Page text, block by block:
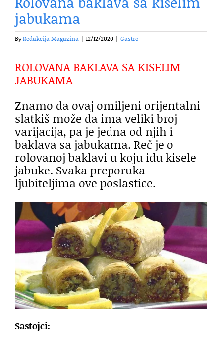
jabukama
ByRedakcija Magazina 12/12/2020 Gastro
ROLOVANA BAKLAVA SA KISELIM
JABUKAMA
Znamo da ovaj omiljeni orijentalni
slatkiš može da ima veliki broj
varijacija, pa je jedna od njih i
baklava sa jabukama. Reč je o
rolovanoj baklavi u koju idu kisele
jabuke. Svaka preporuka
ljubiteljima ove poslastice.
Sastojci: